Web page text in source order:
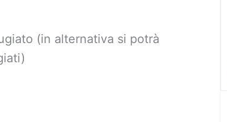
(in alternativa si potrà